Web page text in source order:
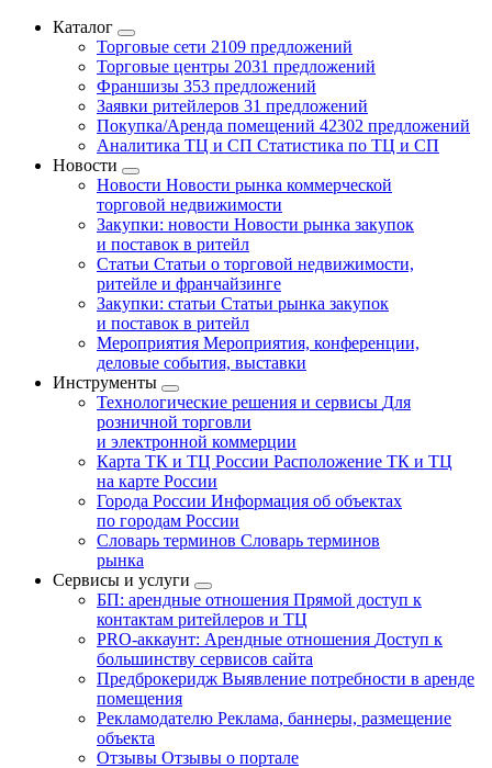
Каталог
Торговые сети 2109 предложений
Торговые центры 2031 предложений
Франшизы 353 предложений
Заявки ритейлеров 31 предложений
Покупка/Аренда помещений 42302 предложений
Аналитика ТЦ и СП Статистика по ТЦ и СП
Новости
Новости Новости рынка коммерческой
торговой недвижимости
Закупки: новости Новости рынка закупок
и поставок в ритейл
Статьи Статьи о торговой недвижимости,
ритейле и франчайзинге
Закупки: статьи Статьи рынка закупок
и поставок в ритейл
Мероприятия Мероприятия, конференции,
деловые события, выставки
Инструменты
Технологические решения и сервисы Для
розничной торговли
и электронной коммерции
Карта ТК и ТЦ России Расположение ТК и ТЦ
на карте России
Города России Информация об объектах
по городам России
Словарь терминов Словарь терминов
рынка
Сервисы и услуги
БП: арендные отношения Прямой доступ к
контактам ритейлеров и ТЦ
PRO-аккаунт: Арендные отношения Доступ к
большинству сервисов сайта
Предброкеридж Выявление потребности в аренде
помещения
Рекламодателю Реклама, баннеры, размещение
объекта
Отзывы Отзывы о портале